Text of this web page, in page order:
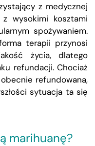
z medycznej
wysokimi kosztami
spożywaniem.
terapii przynosi
życia, dlatego
refundacji. Chociaż
refundowana,
sytuacja ta się
marihuanę?